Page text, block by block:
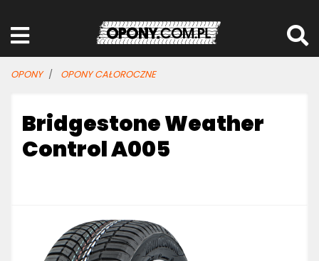
OPONY OPONY CAŁOROCZNE
Bridgestone Weather
Control A005